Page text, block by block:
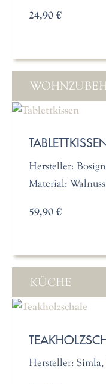
24,90 €
Hersteller:
Material:
59,90 €
KÜCHE
Hersteller: